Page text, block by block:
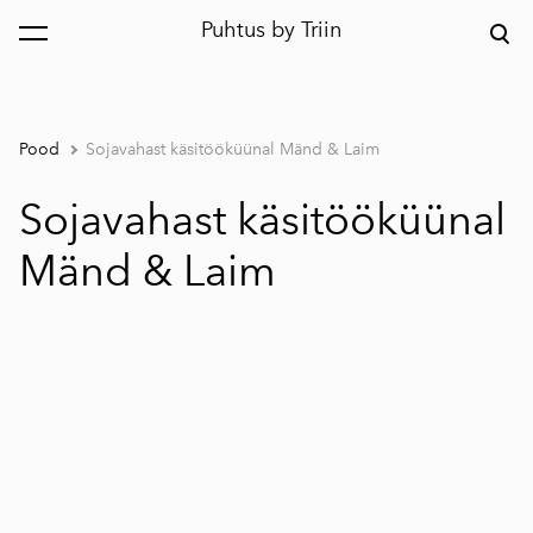
Puhtus by Triin
lisati ostukorvi. Vaata ostukorvi
Pood Sojavahast käsitööküünal Mänd & Laim
Sojavahast käsitööküünal
Mänd & Laim